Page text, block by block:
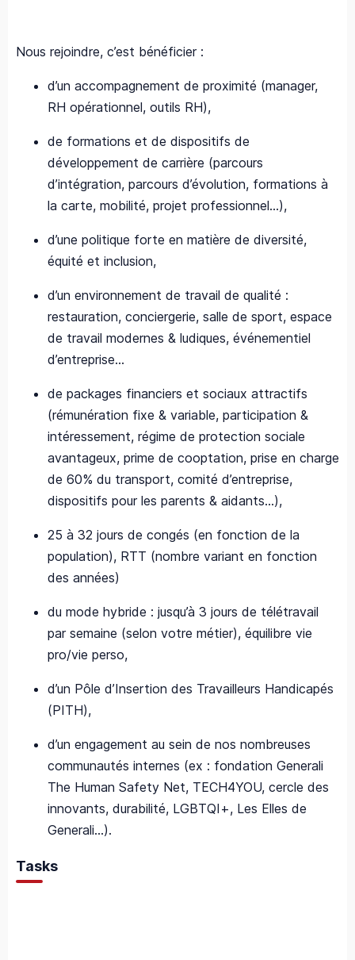
Nous rejoindre, c’est bénéficier :​
d’un accompagnement de proximité (manager,
RH opérationnel, outils RH),​
de formations et de dispositifs de
développement de carrière (parcours
d’intégration, parcours d’évolution, formations à
la carte, mobilité, projet professionnel…), ​
d’une politique forte en matière de diversité,
équité et inclusion,​
d’un environnement de travail de qualité :
restauration, conciergerie, salle de sport, espace
de travail modernes & ludiques, événementiel
d’entreprise…
de packages financiers et sociaux attractifs
(rémunération fixe & variable, participation &
intéressement, régime de protection sociale
avantageux, prime de cooptation, prise en charge
de 60% du transport, comité d’entreprise,
dispositifs pour les parents & aidants…),​
25 à 32 jours de congés (en fonction de la
population), RTT (nombre variant en fonction
des années)​
du mode hybride : jusqu’à 3 jours de télétravail
par semaine (selon votre métier), équilibre vie
pro/vie perso,​
d’un Pôle d’Insertion des Travailleurs Handicapés
(PITH), ​
d’un engagement au sein de nos nombreuses
communautés internes (ex : fondation Generali
The Human Safety Net, TECH4YOU, cercle des
innovants, durabilité, LGBTQI+, Les Elles de
Generali…).
Tasks